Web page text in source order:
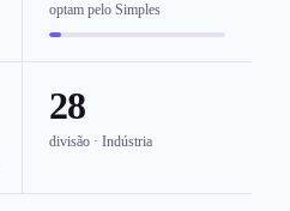
optam pelo Simples
28
divisão · Indústria